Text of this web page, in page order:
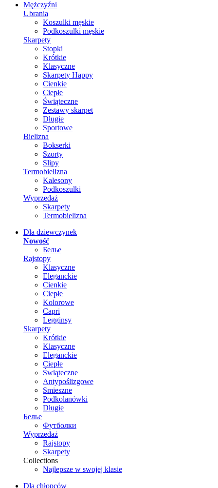
Mężczyźni
Ubrania
Koszulki męskie
Podkoszulki męskie
Skarpety
Stopki
Krótkie
Klasyczne
Skarpety Happy
Cienkie
Ciepłe
Świąteczne
Zestawy skarpet
Długie
Sportowe
Bielizna
Bokserki
Szorty
Slipy
Termobielizna
Kalesony
Podkoszulki
Wyprzedaż
Skarpety
Termobielizna
Dla dziewczynek
Nowość
Белье
Rajstopy
Klasyczne
Eleganckie
Cienkie
Ciepłe
Kolorowe
Capri
Legginsy
Skarpety
Krótkie
Klasyczne
Eleganckie
Ciepłe
Świąteczne
Antypoślizgowe
Smieszne
Podkolanówki
Długie
Белье
Футболки
Wyprzedaż
Rajstopy
Skarpety
Collections
Najlepsze w swojej klasie
Dla chłopców